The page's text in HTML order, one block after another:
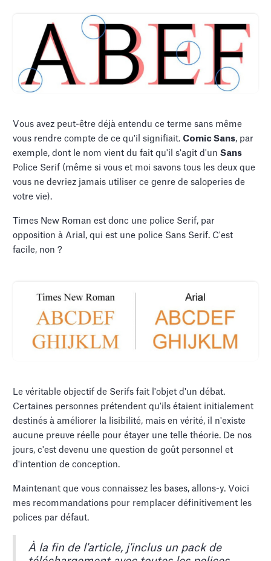
Vous avez peut-être déjà entendu ce terme sans même
vous rendre compte de ce qu'il signifiait. Comic Sans, par
exemple, dont le nom vient du fait qu'il s'agit d'unSans
Police Serif (même si vous et moi savons tous les deux que
vous ne devriez jamais utiliser ce genre de saloperies de
votre vie).
Times New Roman est donc une police Serif, par
opposition à Arial, qui est une police Sans Serif. C'est
facile, non ?
Le véritable objectif de Serifs fait l'objet d'un débat.
Certaines personnes prétendent qu'ils étaient initialement
destinés à améliorer la lisibilité, mais en vérité, il n'existe
aucune preuve réelle pour étayer une telle théorie. De nos
jours, c'est devenu une question de goût personnel et
d'intention de conception.
Maintenant que vous connaissez les bases, allons-y. Voici
mes recommandations pour remplacer définitivement les
polices par défaut.
À la fin de l'article, j'inclus un pack de